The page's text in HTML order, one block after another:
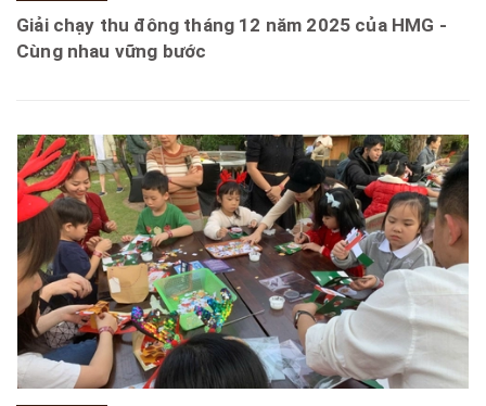
Giải chạy thu đông tháng 12 năm 2025 của HMG -
Cùng nhau vững bước